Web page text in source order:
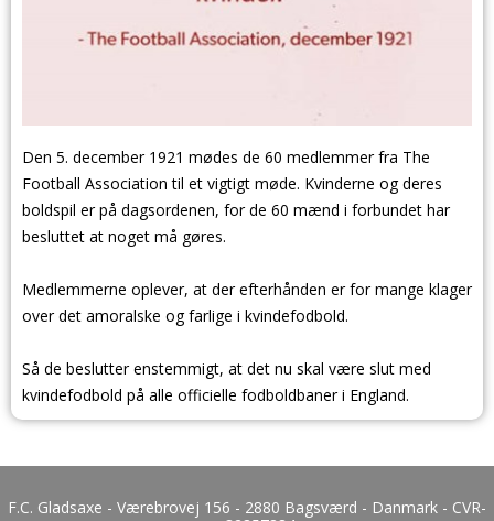
Den 5. december 1921 mødes de 60 medlemmer fra The
Football Association til et vigtigt møde. Kvinderne og deres
boldspil er på dagsordenen, for de 60 mænd i forbundet har
besluttet at noget må gøres.
Medlemmerne oplever, at der efterhånden er for mange klager
over det amoralske og farlige i kvindefodbold.
Så de beslutter enstemmigt, at det nu skal være slut med
kvindefodbold på alle officielle fodboldbaner i England.
F.C. Gladsaxe - Værebrovej 156 - 2880 Bagsværd - Danmark - CVR-